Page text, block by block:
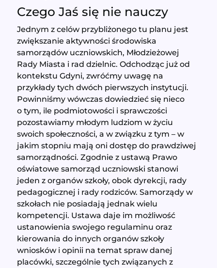
Czego Jaś się nie nauczy
Jednym z celów przybliżonego tu planu jest
zwiększanie aktywności środowiska
samorządów uczniowskich, Młodzieżowej
Rady Miasta i rad dzielnic. Odchodząc już od
kontekstu Gdyni, zwróćmy uwagę na
przykłady tych dwóch pierwszych instytucji.
Powinniśmy wówczas dowiedzieć się nieco
o tym, ile podmiotowości i sprawczości
pozostawiamy młodym ludziom w życiu
swoich społeczności, a w związku z tym – w
jakim stopniu mają oni dostęp do prawdziwej
samorządności. Zgodnie z ustawą Prawo
oświatowe samorząd uczniowski stanowi
jeden z organów szkoły, obok dyrekcji, rady
pedagogicznej i rady rodziców. Samorządy w
szkołach nie posiadają jednak wielu
kompetencji. Ustawa daje im możliwość
ustanowienia swojego regulaminu oraz
kierowania do innych organów szkoły
wniosków i opinii na temat spraw danej
placówki, szczególnie tych związanych z